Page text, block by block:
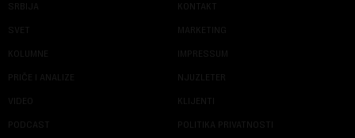
SRBIJA
SVET
KOLUMNE
PRIČE I ANALIZE
VIDEO
PODCAST
KONTAKT
MARKETING
IMPRESSUM
NJUZLETER
KLIJENTI
POLITIKA PRIVATNOSTI